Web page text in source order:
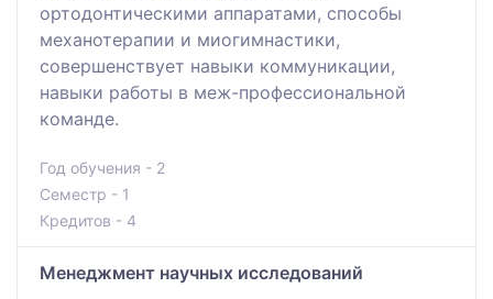
ортодонтическими аппаратами, способы
механотерапии и миогимнастики,
совершенствует навыки коммуникации,
навыки работы в меж-профессиональной
команде.
Год обучения - 2
Семестр - 1
Кредитов - 4
Менеджмент научных исследований